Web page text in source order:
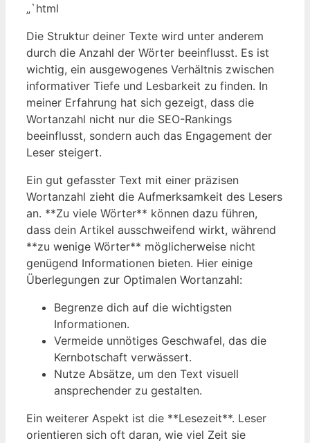
„`html
Die Struktur deiner Texte wird unter anderem
durch die Anzahl der Wörter beeinflusst. Es ist
wichtig, ein ausgewogenes Verhältnis zwischen
informativer Tiefe und Lesbarkeit zu finden. In
meiner Erfahrung hat sich gezeigt, dass die
Wortanzahl nicht nur die SEO-Rankings
beeinflusst, sondern auch das Engagement der
Leser steigert.
Ein gut gefasster Text mit einer präzisen
Wortanzahl zieht die Aufmerksamkeit des Lesers
an. **Zu viele Wörter** können dazu führen,
dass dein Artikel ausschweifend wirkt, während
**zu wenige Wörter** möglicherweise nicht
genügend Informationen bieten. Hier einige
Überlegungen zur Optimalen Wortanzahl:
Begrenze dich auf die wichtigsten
Informationen.
Vermeide unnötiges Geschwafel, das die
Kernbotschaft verwässert.
Nutze Absätze, um den Text visuell
ansprechender zu gestalten.
Ein weiterer Aspekt ist die **Lesezeit**. Leser
orientieren sich oft daran, wie viel Zeit sie